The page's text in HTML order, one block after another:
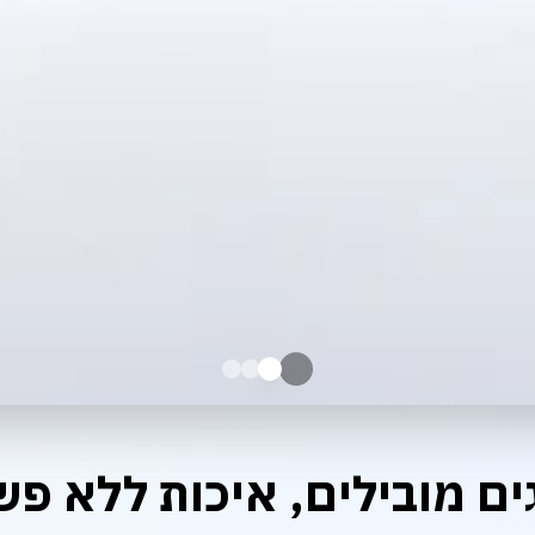
מובילים, איכות ללא